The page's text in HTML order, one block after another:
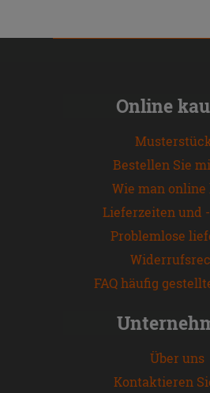
Online
Bestellen Sie
Wie man
Lieferzeiten und
Problemlose
FAQ häufig
Über uns
Kontaktieren